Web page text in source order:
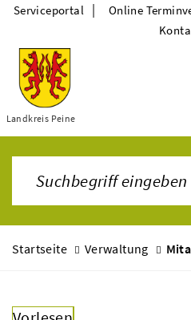
Themen
Landkreis Peine
Serviceportal | Online
Startseite Verwaltung